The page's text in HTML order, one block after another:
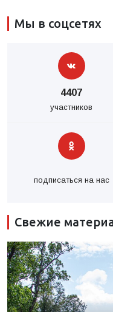
Мы в соцсетях
4407
участников
подписаться на нас
Свежие